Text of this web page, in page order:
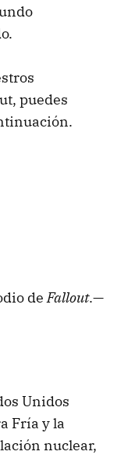
puedes
deFallout.—
Unidos
Fría y la
nuclear,